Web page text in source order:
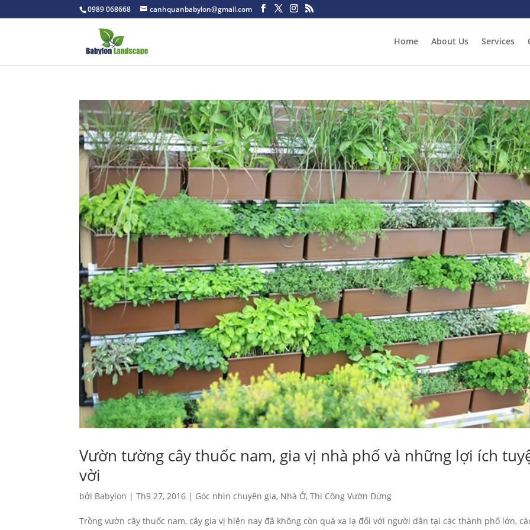
0989 068668 canhquanbabylon@gmail.com
Home About Us Services
Vườn tường cây thuốc nam, gia vị nhà phố và những lợi ích
vời
bởi Babylon |Th9 27, 2016 | Góc nhìn chuyên gia, Nhà Ở,Thi Công Vườn Đứng
Trồng vườn cây thuốc nam, cây gia vị hiện nay đã không còn quá xa lạ đối với người dân tại các thành phố lớn,